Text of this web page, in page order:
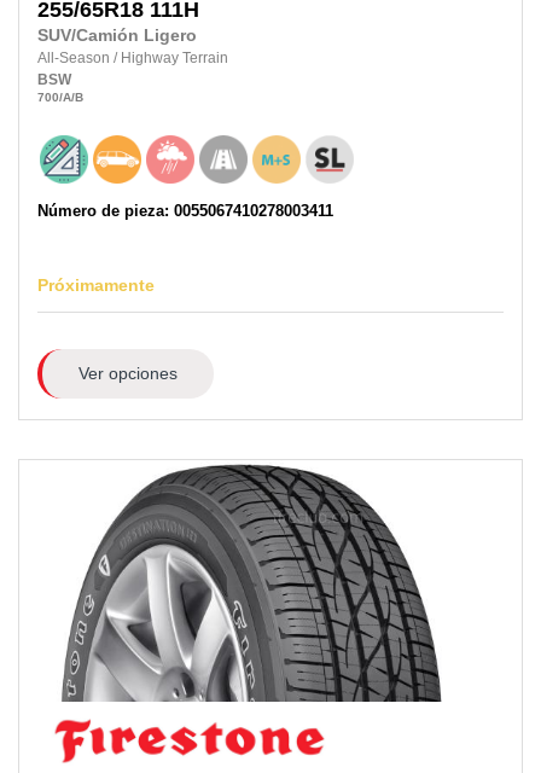
255/65R18 111H
SUV/Camión Ligero
All-Season / Highway Terrain
BSW
700/A/B
Número de pieza: 0055067410278003411
Próximamente
Ver opciones